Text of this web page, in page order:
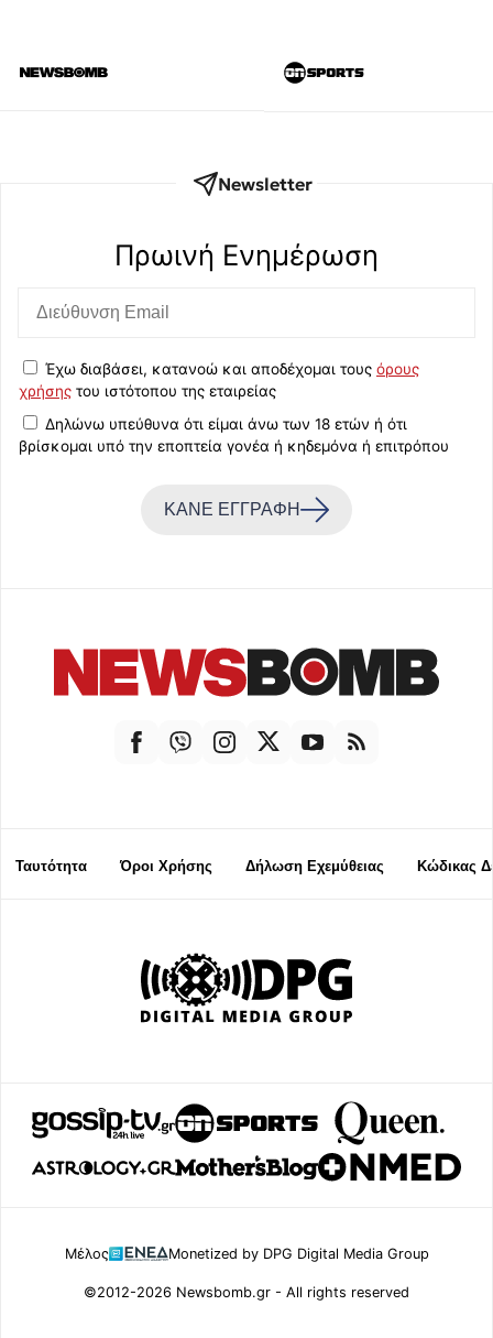
Newsletter
Πρωινή Eνημέρωση
Έχω διαβάσει, κατανοώ και αποδέχομαι τους όρους
χρήσης του ιστότοπου της εταιρείας
Δηλώνω υπεύθυνα ότι είμαι άνω των 18 ετών ή ότι
βρίσκομαι υπό την εποπτεία γονέα ή κηδεμόνα ή επιτρόπου
ΚΑΝΕ ΕΓΓΡΑΦΗ
Ταυτότητα Όροι Χρήσης Δήλωση Εχεμύθειας Κώδικας
Μέλος Monetized by DPG Digital Media Group
©2012-2026 Newsbomb.gr - All rights reserved